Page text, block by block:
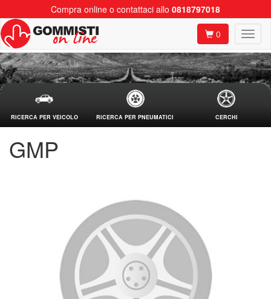
Compra online o contattaci allo 0818797018
0
RICERCA PER VEICOLO RICERCA PER PNEUMATICI CERCHI
GMP